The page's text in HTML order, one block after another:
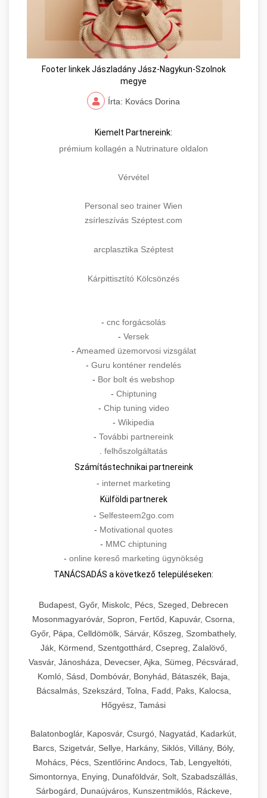
Footer linkek Jászladány Jász-Nagykun-Szolnok
megye
Írta: Kovács Dorina
Kiemelt Partnereink:
prémium kollagén a Nutrinature oldalon
Vérvétel
Personal seo trainer Wien
zsírleszívás Széptest.com
arcplasztika Széptest
Kárpittisztító Kölcsönzés
- cnc forgácsolás
- Versek
- Ameamed üzemorvosi vizsgálat
- Guru konténer rendelés
- Bor bolt és webshop
- Chiptuning
- Chip tuning video
- Wikipedia
- További partnereink
. felhőszolgáltatás
Számítástechnikai partnereink
- internet marketing
Külföldi partnerek
- Selfesteem2go.com
- Motivational quotes
- MMC chiptuning
- online kereső marketing ügynökség
TANÁCSADÁS a következő településeken:
Budapest, Győr, Miskolc, Pécs, Szeged, Debrecen
Mosonmagyaróvár, Sopron, Fertőd, Kapuvár, Csorna,
Győr, Pápa, Celldömölk, Sárvár, Kőszeg, Szombathely,
Ják, Körmend, Szentgotthárd, Csepreg, Zalalövő,
Vasvár, Jánosháza, Devecser, Ajka, Sümeg, Pécsvárad,
Komló, Sásd, Dombóvár, Bonyhád, Bátaszék, Baja,
Bácsalmás, Szekszárd, Tolna, Fadd, Paks, Kalocsa,
Hőgyész, Tamási
Balatonboglár, Kaposvár, Csurgó, Nagyatád, Kadarkút,
Barcs, Szigetvár, Sellye, Harkány, Siklós, Villány, Bóly,
Mohács, Pécs, Szentlőrinc Andocs, Tab, Lengyeltóti,
Simontornya, Enying, Dunaföldvár, Solt, Szabadszállás,
Sárbogárd, Dunaújváros, Kunszentmiklós, Ráckeve,